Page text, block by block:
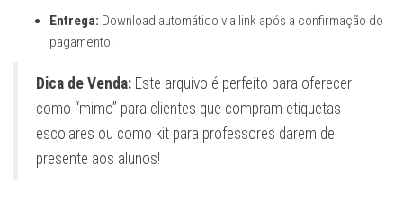
Entrega: Download automático via link após a confirmação do
pagamento.
Dica de Venda: Este arquivo é perfeito para oferecer
como “mimo” para clientes que compram etiquetas
escolares ou como kit para professores darem de
presente aos alunos!